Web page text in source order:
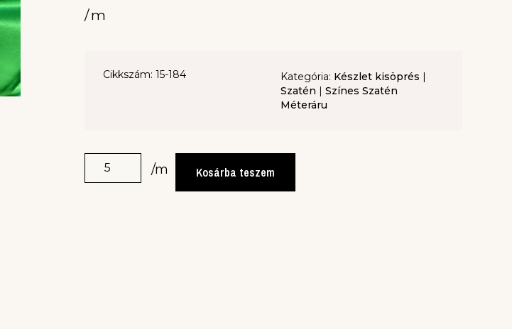
/m
Cikkszám: 15-184 Kategória: Készlet kisöprés |
Szatén | Színes Szatén
Méteráru
/m Kosárba teszem